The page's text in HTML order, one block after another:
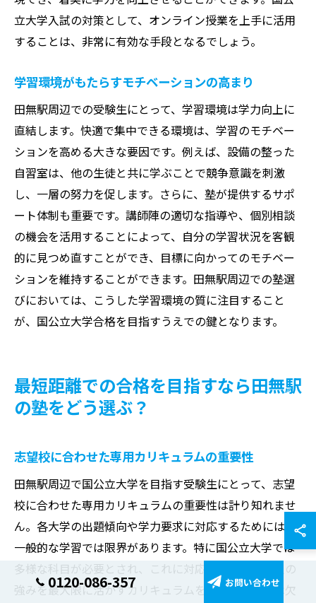
立大学入試の対策として、オンライン授業を上手に活用
することは、非常に有効な手段となるでしょう。
学習環境がもたらすモチベーションの高まり
田無駅周辺での受験生にとって、学習環境は学力向上に
直結します。快適で集中できる環境は、学習のモチベー
ションを高める大きな要因です。例えば、設備の整った
自習室は、他の生徒と共に学ぶことで競争意識を刺激
し、一層の努力を促します。さらに、塾が提供するサポ
ート体制も重要です。講師陣の適切な指導や、個別相談
の機会を活用することによって、自分の学習状況を客観
的に見つめ直すことができ、目標に向かってのモチベー
ションを維持することができます。田無駅周辺での塾選
びにおいては、こうした学習環境の質に注目すること
が、国公立大学合格を目指すうえでの鍵となります。
最短距離での合格を目指すなら田無駅
の塾をどう選ぶ？
志望校に合わせた専用カリキュラムの重要性
田無駅周辺で国公立大学を目指す受験生にとって、志望
校に合わせた専用カリキュラムの重要性は計り知れませ
ん。各大学の出題傾向や学力要求に対応するためには、
一般的な学習では限界があります。特に国公立大学では
多様な科目が必要とされ、これに対応するために個人の
強みを最大限に活かすカリキュラムを作成することは欠
0120-086-357 お問い合わせ